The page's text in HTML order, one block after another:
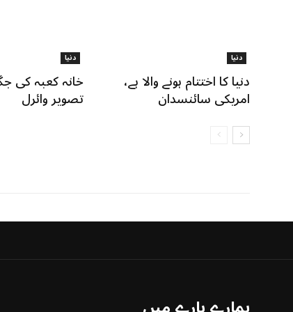
دنیا
خانہ کعبہ کی
تصویر وائرل
دنیا
دنیا کا اختتام ہونے والا ہے،
امریکی سائنسدان